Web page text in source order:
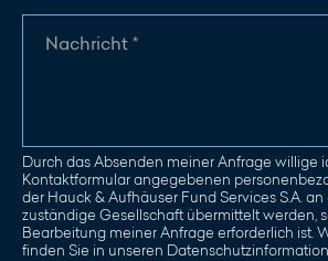
Durch das Absenden meiner Anfrage willige
Kontaktformular angegebenen
der Hauck & Aufhäuser Fund Services S.A.
zuständige Gesellschaft übermittelt werden,
Bearbeitung meiner Anfrage erforderlich ist.
finden Sie in unseren